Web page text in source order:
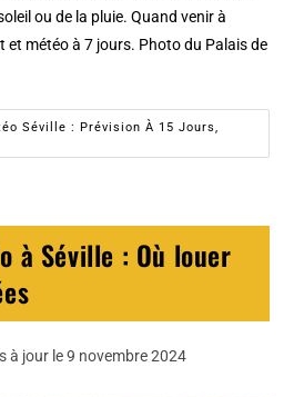
ou de la pluie. Quand venir à
et météo à 7 jours. Photo du Palais de
Séville : Prévision À 15 Jours,
à Séville : Où louer
à jour le 9 novembre 2024